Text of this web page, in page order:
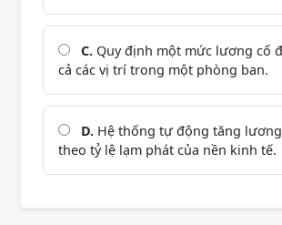
C. Quy định một mức lương cố
cả các vị trí trong một phòng ban.
D. Hệ thống tự động tăng
theo tỷ lệ lạm phát của nền kinh tế.